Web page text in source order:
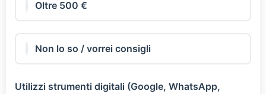
Oltre 500 €
Non lo so / vorrei consigli
Utilizzi strumenti digitali (Google, WhatsApp,